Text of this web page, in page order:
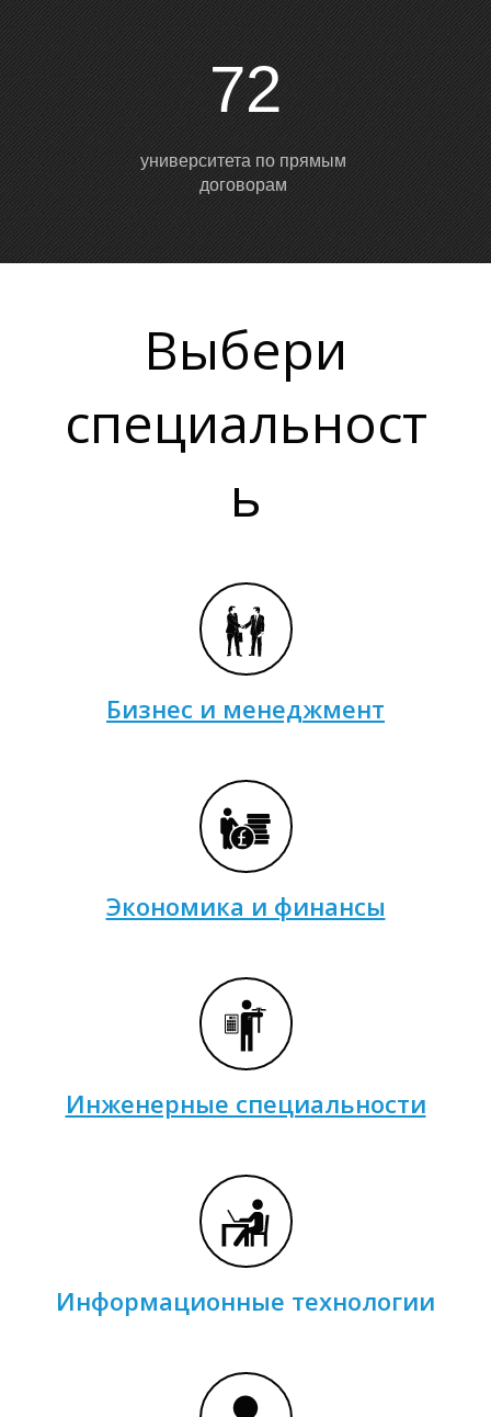
С
Т
72
университета по прямым
договорам
Выбери
специальност
ь
Бизнес и менеджмент
Экономика и финансы
Инженерные специальности
Информационные технологии